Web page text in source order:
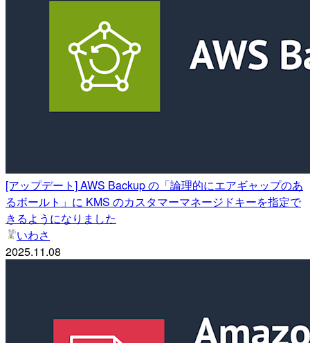
[アップデート] AWS Backup の「論理的にエアギャップのあ
るボールト」に KMS のカスタマーマネージドキーを指定で
きるようになりました
いわさ
2025.11.08